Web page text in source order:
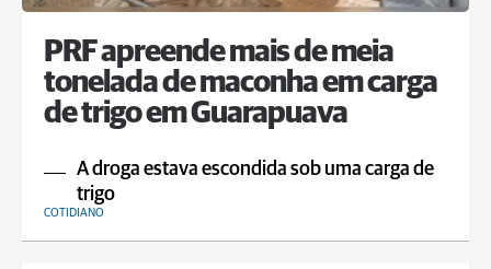
PRF apreende mais de meia
tonelada de maconha em carga
de trigo em Guarapuava
A droga estava escondida sob uma carga de
trigo
COTIDIANO